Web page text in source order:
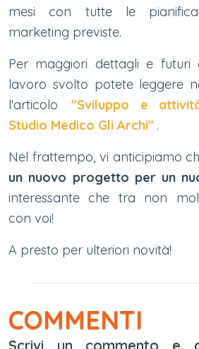
mesi con tutte le
marketing previste.
Per maggiori dettagli e futuri
lavoro svolto potete leggere
l'articolo
"Sviluppo e
Studio Medico Gli Archi" .
Nel frattempo, vi anticipiamo
un nuovo progetto per un
interessante che tra non
con voi!
A presto per ulteriori novità!
COMMENTI
Scrivi un commento e